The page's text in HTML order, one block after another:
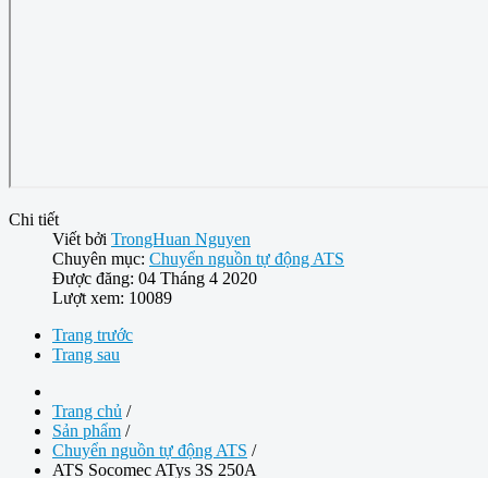
Chi tiết
Viết bởi TrongHuan Nguyen
Chuyên mục: Chuyển nguồn tự động ATS
Được đăng: 04 Tháng 4 2020
Lượt xem: 10089
Trang trước
Trang sau
Trang chủ /
Sản phẩm /
Chuyển nguồn tự động ATS /
ATS Socomec ATys 3S 250A